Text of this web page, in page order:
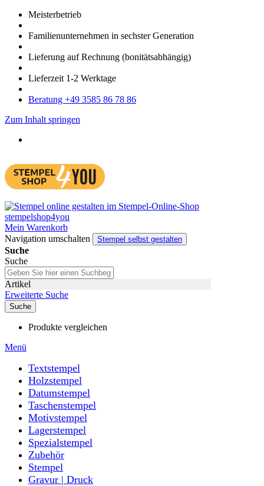
Meister­betrieb
Familien­unter­nehmen in sechster Gene­ration
Lieferung auf Rech­nung (bonitätsabhängig)
Liefer­zeit 1-2 Werk­tage
Bera­tung +49 3585 86 78 86
Zum Inhalt springen
Mein Warenkorb
Navigation umschalten
Stempel selbst gestalten
Suche
Suche
Artikel
Erweiterte Suche
Suche
Produkte vergleichen
Menü
Textstempel
Holzstempel
Datumstempel
Taschenstempel
Motivstempel
Lagerstempel
Spezialstempel
Zubehör
Stempel
Gravur | Druck